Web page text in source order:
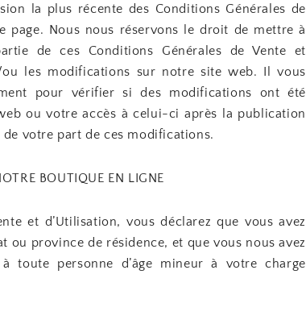
la plus récente des Conditions Générales de
page. Nous nous réservons le droit de mettre à
de ces Conditions Générales de Vente et
les modifications sur notre site web. Il vous
pour vérifier si des modifications ont été
ou votre accès à celui-ci après la publication
votre part de ces modifications.
BOUTIQUE EN LIGNE
et d’Utilisation, vous déclarez que vous avez
ou province de résidence, et que vous nous avez
toute personne d’âge mineur à votre charge